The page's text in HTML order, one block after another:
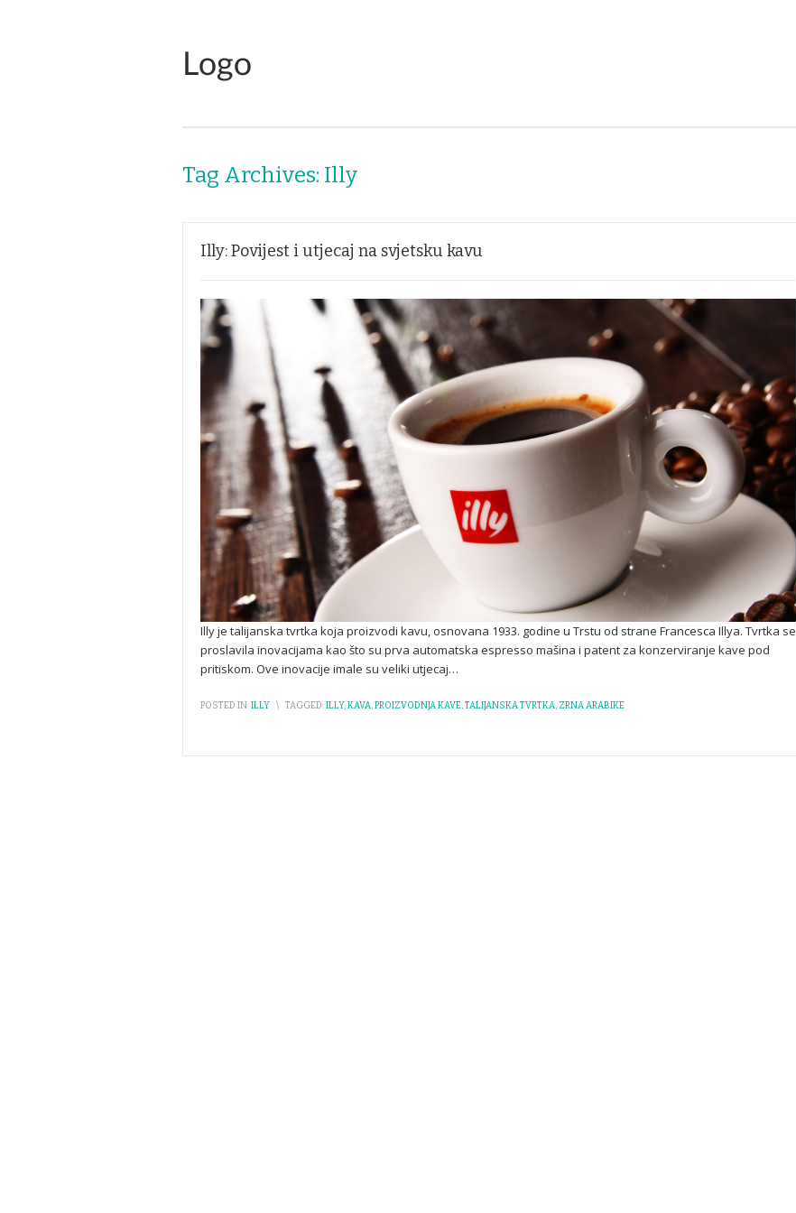
Tag Archives: Illy
Illy: Povijest i utjecaj na svjetsku kavu
Illy je talijanska tvrtka koja proizvodi kavu, osnovana 1933. godine u Trstu od strane Francesca Illya. Tvrtka se
proslavila inovacijama kao što su prva automatska espresso mašina i patent za konzerviranje kave pod
pritiskom. Ove inovacije imale su veliki utjecaj…
POSTED IN:ILLY \ TAGGED:ILLY,KAVA,PROIZVODNJA KAVE,TALIJANSKA TVRTKA, ZRNA ARABIKE